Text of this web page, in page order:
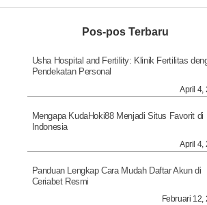
Pos-pos Terbaru
Usha Hospital and Fertility: Klinik Fertilitas
Pendekatan Personal
April 4,
Mengapa KudaHoki88 Menjadi Situs Favorit di
Indonesia
April 4,
Panduan Lengkap Cara Mudah Daftar Akun di
Ceriabet Resmi
Februari 12,